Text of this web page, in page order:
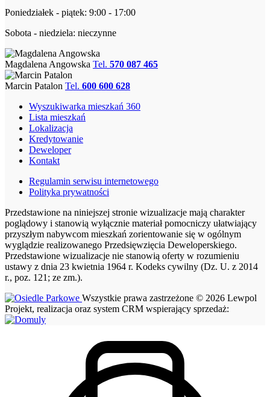
Poniedziałek - piątek: 9:00 - 17:00
Sobota - niedziela: nieczynne
Magdalena Angowska Tel. 570 087 465
Marcin Patalon Tel. 600 600 628
Wyszukiwarka mieszkań 360
Lista mieszkań
Lokalizacja
Kredytowanie
Deweloper
Kontakt
Regulamin serwisu internetowego
Polityka prywatności
Przedstawione na niniejszej stronie wizualizacje mają charakter
poglądowy i stanowią wyłącznie materiał pomocniczy ułatwiający
przyszłym nabywcom mieszkań zorientowanie się w ogólnym
wyglądzie realizowanego Przedsięwzięcia Deweloperskiego.
Przedstawione wizualizacje nie stanowią oferty w rozumieniu
ustawy z dnia 23 kwietnia 1964 r. Kodeks cywilny (Dz. U. z 2014
r., poz. 121; ze zm.).
Wszystkie prawa zastrzeżone © 2026 Lewpol
Projekt, realizacja oraz system CRM wspierający sprzedaż: